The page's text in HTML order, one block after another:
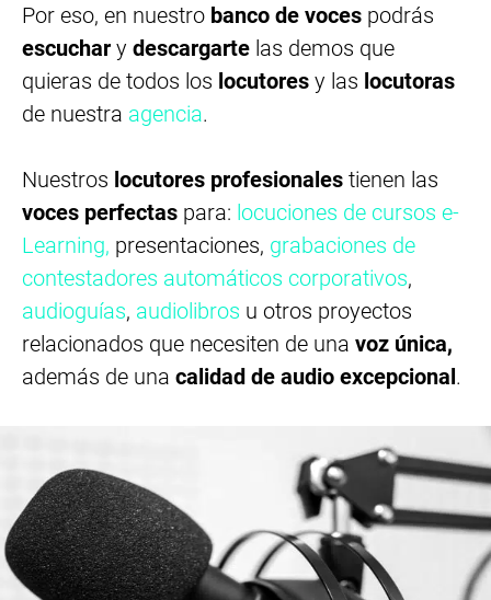
Por eso, en nuestro banco de voces podrás
escuchar y descargarte las demos que
quieras de todos los locutores y las locutoras
de nuestra agencia.
Nuestros locutores profesionales tienen las
voces perfectas para: locuciones de cursos e-
Learning, presentaciones, grabaciones de
contestadores automáticos corporativos,
audioguías, audiolibros u otros proyectos
relacionados que necesiten de una voz única,
además de una calidad de audio excepcional.